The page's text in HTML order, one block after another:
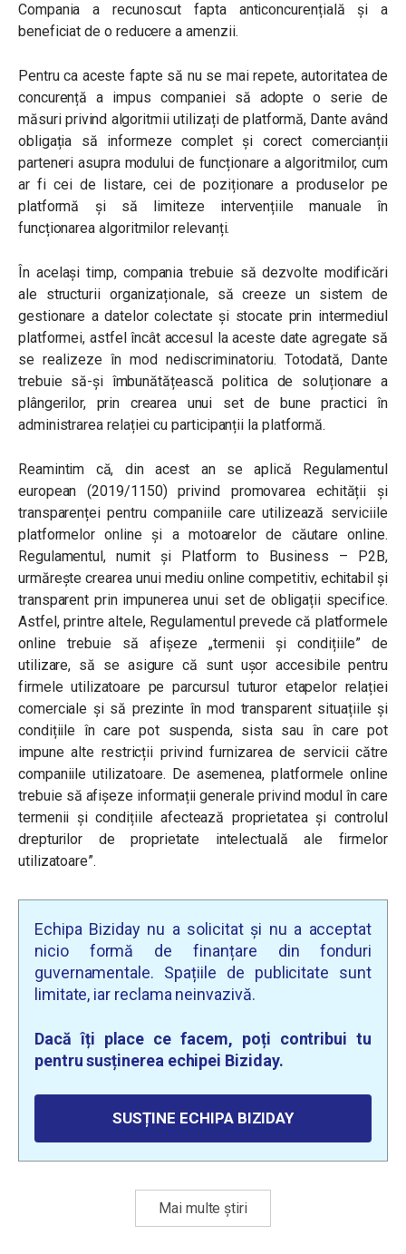
Compania a recunoscut fapta anticoncurențială și a
beneficiat de o reducere a amenzii.
Pentru ca aceste fapte să nu se mai repete, autoritatea de
concurență a impus companiei să adopte o serie de
măsuri privind algoritmii utilizați de platformă, Dante având
obligația să informeze complet și corect comercianții
parteneri asupra modului de funcționare a algoritmilor, cum
ar fi cei de listare, cei de poziționare a produselor pe
platformă și să limiteze intervențiile manuale în
funcționarea algoritmilor relevanți.
În același timp, compania trebuie să dezvolte modificări
ale structurii organizaționale, să creeze un sistem de
gestionare a datelor colectate și stocate prin intermediul
platformei, astfel încât accesul la aceste date agregate să
se realizeze în mod nediscriminatoriu. Totodată, Dante
trebuie să-și îmbunătățească politica de soluționare a
plângerilor, prin crearea unui set de bune practici în
administrarea relației cu participanții la platformă.
Reamintim că, din acest an se aplică Regulamentul
european (2019/1150) privind promovarea echității și
transparenței pentru companiile care utilizează serviciile
platformelor online și a motoarelor de căutare online.
Regulamentul, numit și Platform to Business – P2B,
urmărește crearea unui mediu online competitiv, echitabil și
transparent prin impunerea unui set de obligații specifice.
Astfel, printre altele, Regulamentul prevede că platformele
online trebuie să afișeze „termenii și condițiile” de
utilizare, să se asigure că sunt ușor accesibile pentru
firmele utilizatoare pe parcursul tuturor etapelor relației
comerciale și să prezinte în mod transparent situațiile și
condițiile în care pot suspenda, sista sau în care pot
impune alte restricții privind furnizarea de servicii către
companiile utilizatoare. De asemenea, platformele online
trebuie să afișeze informații generale privind modul în care
termenii și condițiile afectează proprietatea și controlul
drepturilor de proprietate intelectuală ale firmelor
utilizatoare”.
Echipa Biziday nu a solicitat și nu a acceptat
nicio formă de finanțare din fonduri
guvernamentale. Spațiile de publicitate sunt
limitate, iar reclama neinvazivă.
Dacă îți place ce facem, poți contribui tu
pentru susținerea echipei Biziday.
SUSȚINE ECHIPA BIZIDAY
Mai multe știri